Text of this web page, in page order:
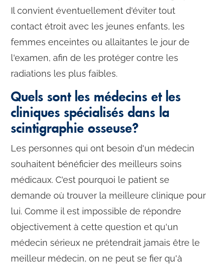
Il convient éventuellement d'éviter tout
contact étroit avec les jeunes enfants, les
femmes enceintes ou allaitantes le jour de
l'examen, afin de les protéger contre les
radiations les plus faibles.
Quels sont les médecins et les
cliniques spécialisés dans la
scintigraphie osseuse?
Les personnes qui ont besoin d'un médecin
souhaitent bénéficier des meilleurs soins
médicaux. C'est pourquoi le patient se
demande où trouver la meilleure clinique pour
lui. Comme il est impossible de répondre
objectivement à cette question et qu'un
médecin sérieux ne prétendrait jamais être le
meilleur médecin, on ne peut se fier qu'à